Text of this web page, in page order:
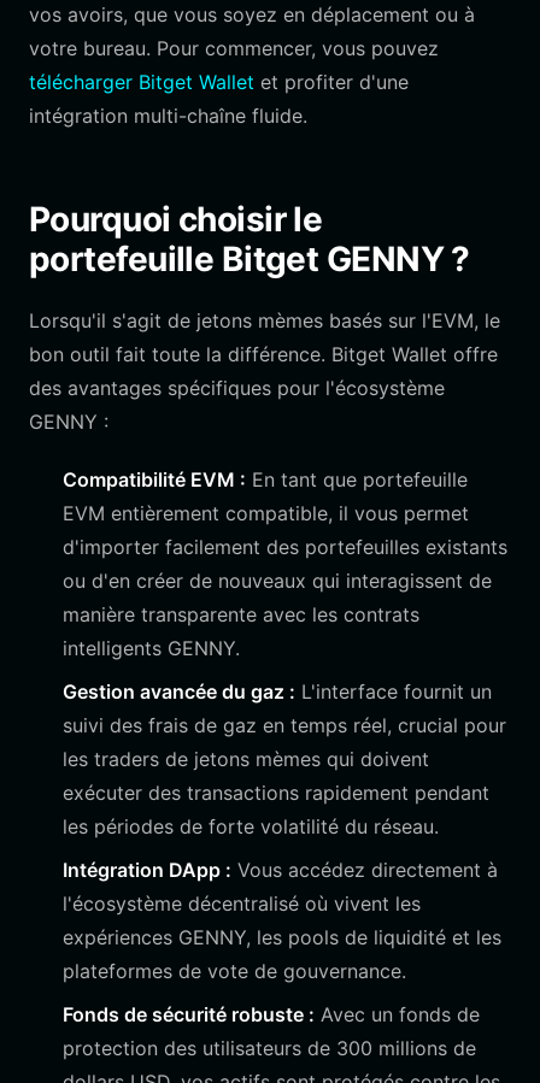
vos avoirs, que vous soyez en déplacement ou à
votre bureau. Pour commencer, vous pouvez
télécharger Bitget Wallet et profiter d'une
intégration multi-chaîne fluide.
Pourquoi choisir le
portefeuille Bitget GENNY ?
Lorsqu'il s'agit de jetons mèmes basés sur l'EVM, le
bon outil fait toute la différence. Bitget Wallet offre
des avantages spécifiques pour l'écosystème
GENNY :
Compatibilité EVM : En tant que portefeuille
EVM entièrement compatible, il vous permet
d'importer facilement des portefeuilles existants
ou d'en créer de nouveaux qui interagissent de
manière transparente avec les contrats
intelligents GENNY.
Gestion avancée du gaz : L'interface fournit un
suivi des frais de gaz en temps réel, crucial pour
les traders de jetons mèmes qui doivent
exécuter des transactions rapidement pendant
les périodes de forte volatilité du réseau.
Intégration DApp : Vous accédez directement à
l'écosystème décentralisé où vivent les
expériences GENNY, les pools de liquidité et les
plateformes de vote de gouvernance.
Fonds de sécurité robuste : Avec un fonds de
protection des utilisateurs de 300 millions de